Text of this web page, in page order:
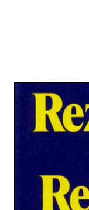
Zur
Zur Resonanz
außerhalb der